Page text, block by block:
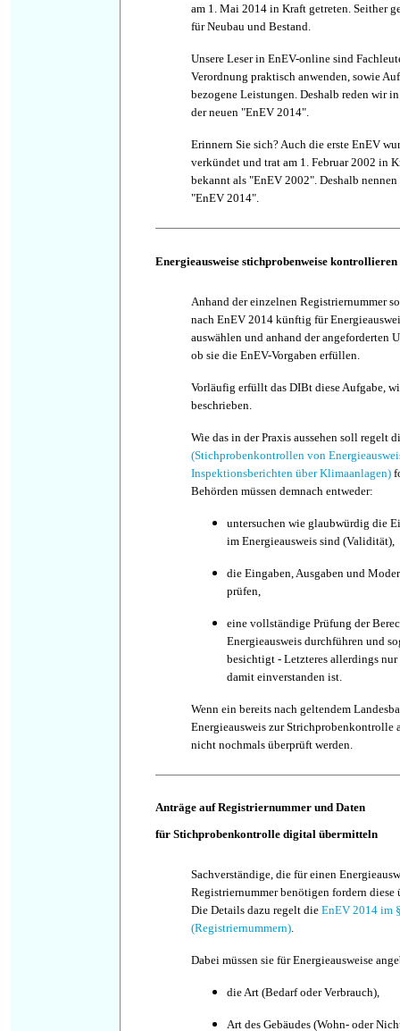
am 1. Mai 2014 in Kraft getreten. Seither
für Neubau und Bestand.
Unsere Leser in EnEV-online sind
Verordnung praktisch anwenden, sowie
bezogene Leistungen. Deshalb reden wir
der neuen "EnEV 2014".
Erinnern Sie sich? Auch die erste EnEV
verkündet und trat am 1. Februar 2002 in
bekannt als "EnEV 2002". Deshalb
"EnEV 2014".
Energieausweise stichprobenweise kontrollieren
Anhand der einzelnen Registriernummer
nach EnEV 2014 künftig für
auswählen und anhand der angeforderten
ob sie die EnEV-Vorgaben erfüllen.
Vorläufig erfüllt das DIBt diese Aufgabe,
beschrieben.
Wie das in der Praxis aussehen soll regelt
(Stichprobenkontrollen von
Inspektionsberichten über Klimaanlagen)
Behörden müssen demnach entweder:
untersuchen wie glaubwürdig die
im Energieausweis sind (Validität),
die Eingaben, Ausgaben und
prüfen,
eine vollständige Prüfung der
Energieausweis durchführen und
besichtigt - Letzteres allerdings
damit einverstanden ist.
Wenn ein bereits nach geltendem
Energieausweis zur Strichprobenkontrolle
nicht nochmals überprüft werden.
Anträge auf Registriernummer und Daten
für Stichprobenkontrolle digital übermitteln
Sachverständige, die für einen
Registriernummer benötigen fordern diese
Die Details dazu regelt die EnEV 2014 im
(Registriernummern).
Dabei müssen sie für Energieausweise
die Art (Bedarf oder Verbrauch),
Art des Gebäudes (Wohn- oder